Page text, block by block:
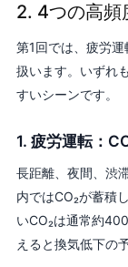
2. 4つの高頻
第1回では、疲労
扱います。いずれ
すいシーンです。
1. 疲労運転：
長距離、夜間、渋
内ではCO₂が蓄積
いCO₂は通常約
えると換気低下の